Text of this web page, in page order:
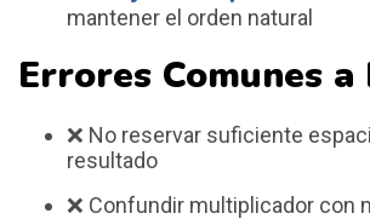
mantener el orden natural
Errores Comunes
❌ No reservar suficiente
resultado
❌ Confundir multiplicador con